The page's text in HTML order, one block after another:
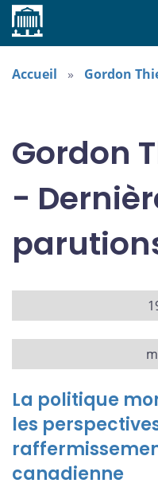
Accueil
Accueil Gordon
Gordon
-
La politique
les
canadienne